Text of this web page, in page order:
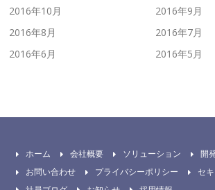
2016年10月
2016年9月
2016年8月
2016年7月
2016年6月
2016年5月
ホーム 会社概要 ソリューション
開
お問い合わせ
プライバシーポリシー
セ